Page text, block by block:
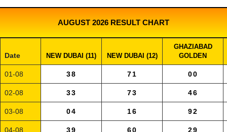
AUGUST 2026 RESULT CHART
Date NEW DUBAI (11) NEW DUBAI (12)
GHAZIABAD
GOLDEN
01-08 38 71 00
02-08 33 73 46
03-08 04 16 92
04-08 39 60 29